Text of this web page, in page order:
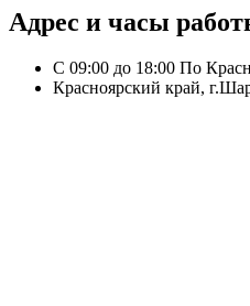
Адрес и часы
С 09:00 до 18:00 По
Красноярский край,